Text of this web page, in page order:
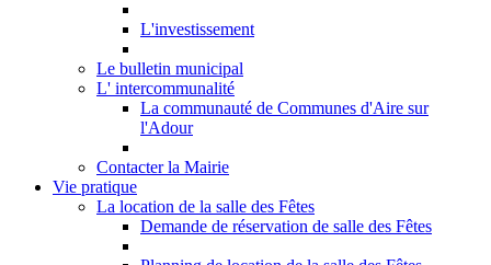
L'investissement
Le bulletin municipal
L' intercommunalité
La communauté de Communes d'Aire sur
l'Adour
Contacter la Mairie
Vie pratique
La location de la salle des Fêtes
Demande de réservation de salle des Fêtes